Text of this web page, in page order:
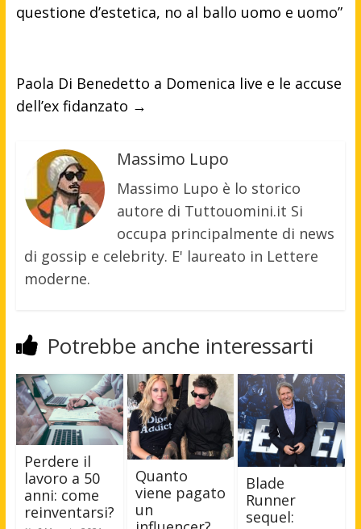
questione d’estetica, no al ballo uomo e uomo”
Paola Di Benedetto a Domenica live e le accuse
dell’ex fidanzato →
Massimo Lupo
Massimo Lupo è lo storico
autore di Tuttouomini.it Si
occupa principalmente di news
di gossip e celebrity. E' laureato in Lettere
moderne.
Potrebbe anche interessarti
Perdere il
lavoro a 50
anni: come
reinventarsi?
Quanto
viene pagato
un
Blade
Runner
sequel: